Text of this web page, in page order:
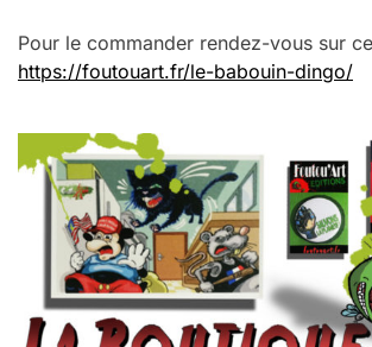
Pour le commander rendez-vous sur
https://foutouart.fr/le-babouin-dingo/